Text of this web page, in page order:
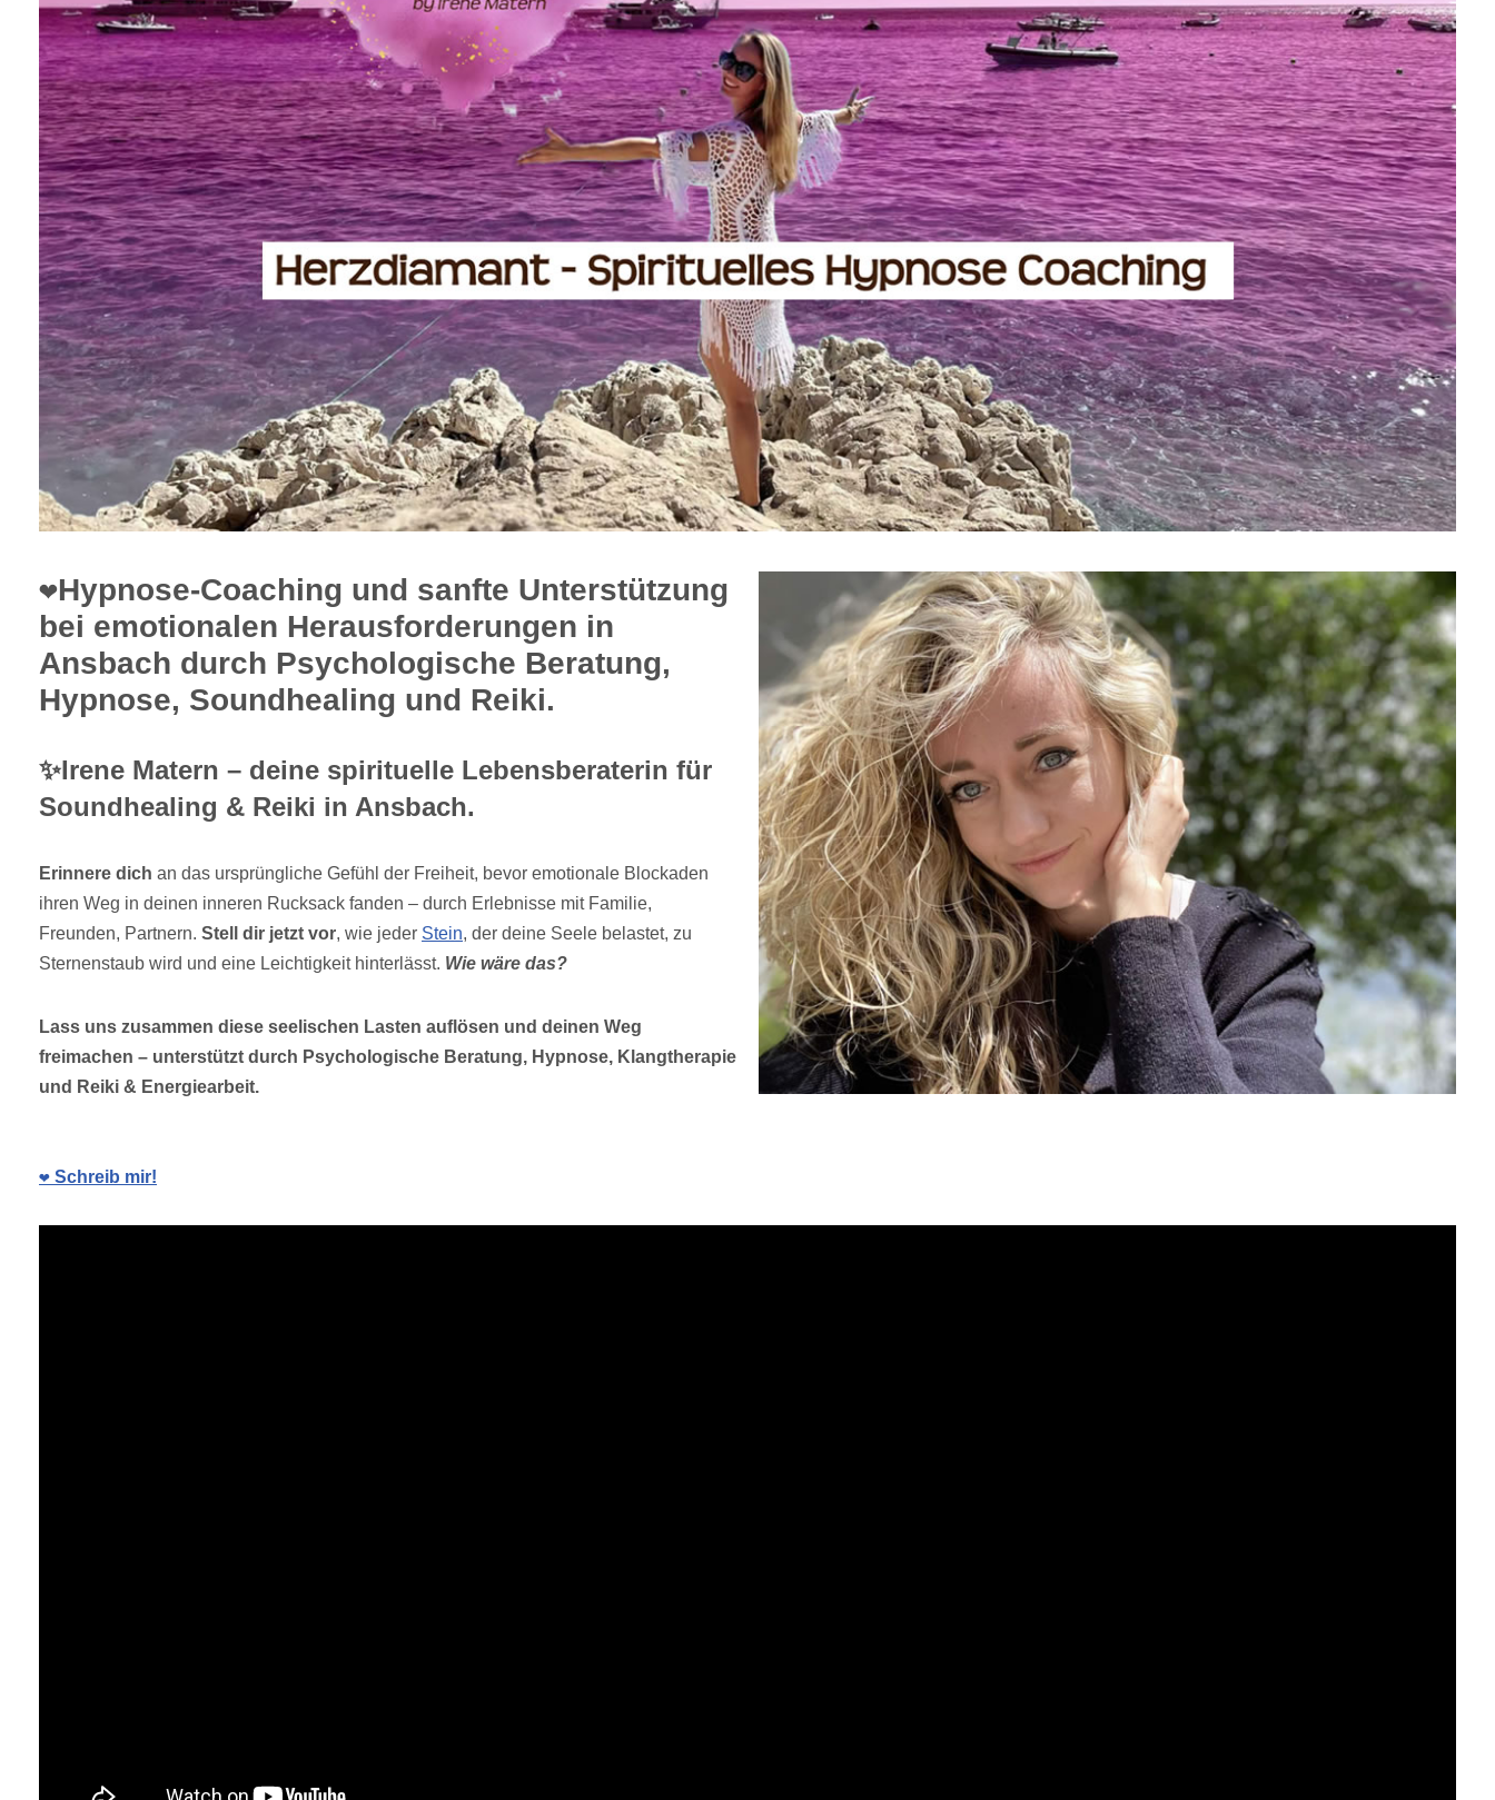
❤️Hypnose-Coaching und sanfte Unterstützung
bei emotionalen Herausforderungen in
Ansbach durch Psychologische Beratung,
Hypnose, Soundhealing und Reiki.
✨Irene Matern – deine spirituelle Lebensberaterin für
Soundhealing & Reiki in Ansbach.
Erinnere dich an das ursprüngliche Gefühl der Freiheit, bevor emotionale Blockaden
ihren Weg in deinen inneren Rucksack fanden – durch Erlebnisse mit Familie,
Freunden, Partnern. Stell dir jetzt vor, wie jeder Stein, der deine Seele belastet, zu
Sternenstaub wird und eine Leichtigkeit hinterlässt. Wie wäre das?
Lass uns zusammen diese seelischen Lasten auflösen und deinen Weg
freimachen – unterstützt durch Psychologische Beratung, Hypnose, Klangtherapie
und Reiki & Energiearbeit.
❤️ Schreib mir!